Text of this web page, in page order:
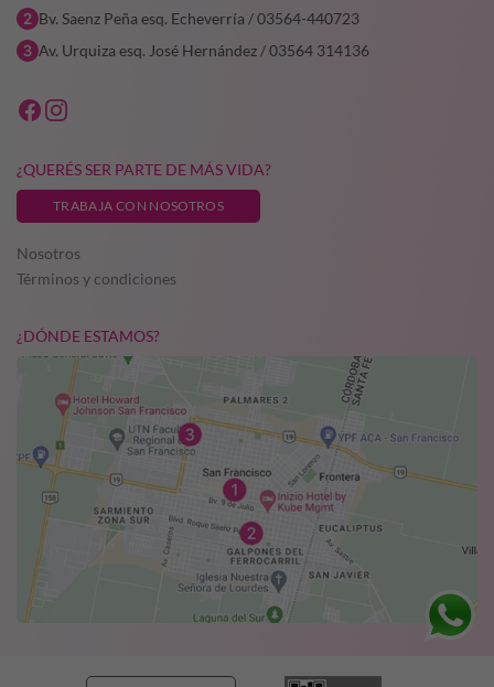
Bv. Saenz Peña esq. Echeverría / 03564-440723
Av. Urquiza esq. José Hernández / 03564 314136
¿QUERÉS SER PARTE DE MÁS VIDA?
TRABAJA CON NOSOTROS
Nosotros
Términos y condiciones
¿DÓNDE ESTAMOS?